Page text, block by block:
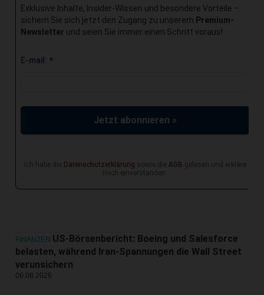
Exklusive Inhalte, Insider-Wissen und besondere Vorteile –
sichern Sie sich jetzt den Zugang zu unserem Premium-
Newsletter und seien Sie immer einen Schritt voraus!
E-mail: *
Jetzt abonnieren »
Ich habe die Datenschutzerklärung sowie die AGB gelesen und erkläre
mich einverstanden.
FINANZEN US-Börsenbericht: Boeing und Salesforce
belasten, während Iran-Spannungen die Wall Street
verunsichern
06.08.2026